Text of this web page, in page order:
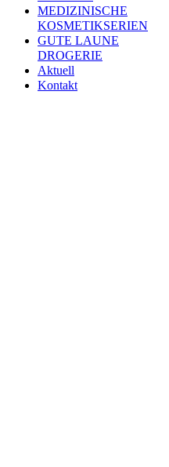
MEDIZINISCHE
KOSMETIKSERIEN
GUTE LAUNE
DROGERIE
Aktuell
Kontakt